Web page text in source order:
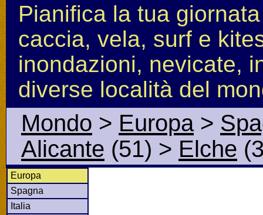
Pianifica la tua
caccia, vela, surf e
inondazioni, nevicate,
diverse località del
Mondo > Europa>
Alicante (51) > Elche
Europa
Spagna
Italia